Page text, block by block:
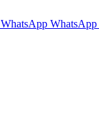
WhatsApp WhatsApp